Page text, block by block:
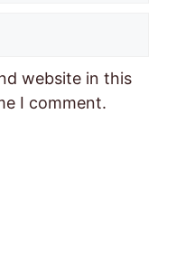
website in this
I comment.